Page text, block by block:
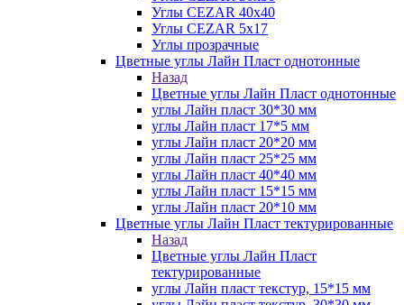
Углы CEZAR 40х40
Углы CEZAR 5х17
Углы прозрачные
Цветные углы Лайн Пласт однотонные
Назад
Цветные углы Лайн Пласт однотонные
углы Лайн пласт 30*30 мм
углы Лайн пласт 17*5 мм
углы Лайн пласт 20*20 мм
углы Лайн пласт 25*25 мм
углы Лайн пласт 40*40 мм
углы Лайн пласт 15*15 мм
углы Лайн пласт 20*10 мм
Цветные углы Лайн Пласт тектурированные
Назад
Цветные углы Лайн Пласт
тектурированные
углы Лайн пласт текстур, 15*15 мм